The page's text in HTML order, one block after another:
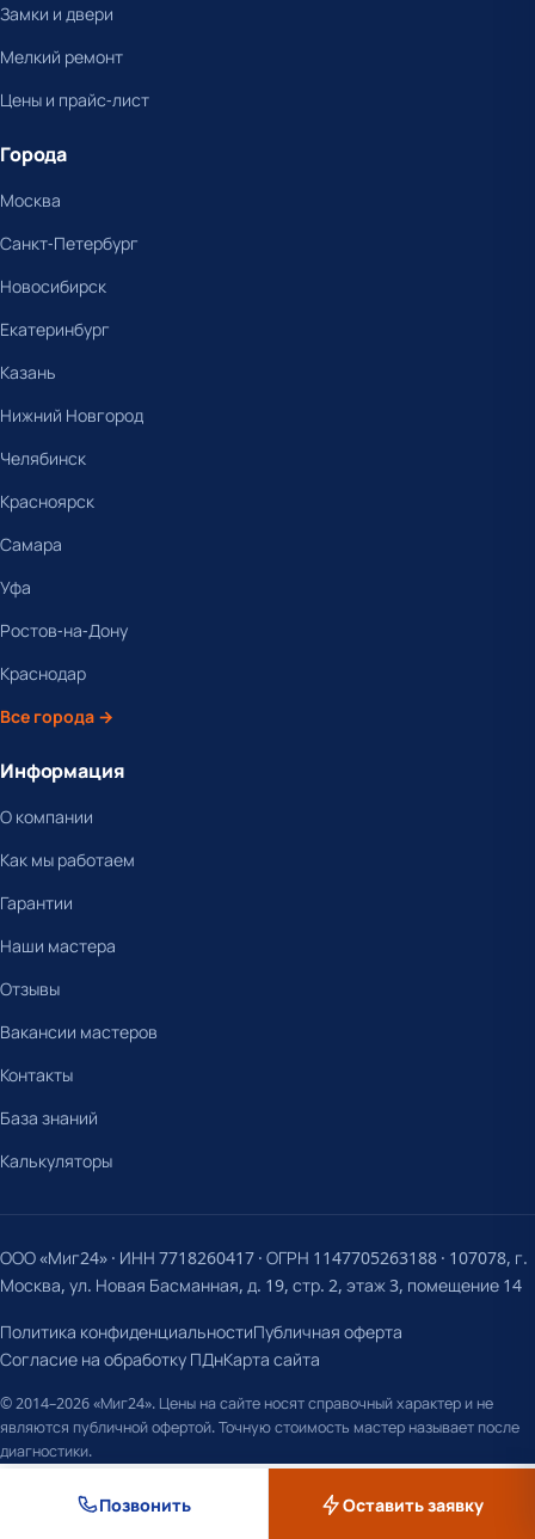
Замки и двери
Мелкий ремонт
Цены и прайс-лист
Города
Москва
Санкт-Петербург
Новосибирск
Екатеринбург
Казань
Нижний Новгород
Челябинск
Красноярск
Самара
Уфа
Ростов-на-Дону
Краснодар
Все города →
Информация
О компании
Как мы работаем
Гарантии
Наши мастера
Отзывы
Вакансии мастеров
Контакты
База знаний
Калькуляторы
ООО «Миг24» · ИНН 7718260417 · ОГРН 1147705263188 · 107078, г.
Москва, ул. Новая Басманная, д. 19, стр. 2, этаж 3, помещение 14
Политика конфиденциальностиПубличная оферта
Согласие на обработку ПДнКарта сайта
© 2014–2026 «Миг24». Цены на сайте носят справочный характер и не
являются публичной офертой. Точную стоимость мастер называет после
диагностики.
Позвонить Оставить заявку